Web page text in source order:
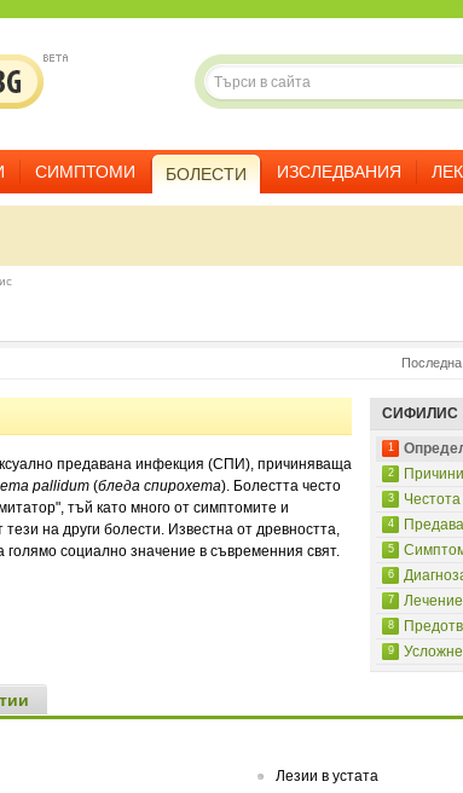
СИМПТОМИ БОЛЕСТИ ИЗСЛЕДВАНИЯ
СИФИЛИС
1
2 Причини
3 Честота
4
5
6
7 Лечение
8
9
предавана инфекция (СПИ), причиняваща
pallidum (бледа спирохета). Болестта често
тъй като много от симптомите и
на други болести. Известна от древността,
голямо социално значение в съвременния свят.
Лезии в устата